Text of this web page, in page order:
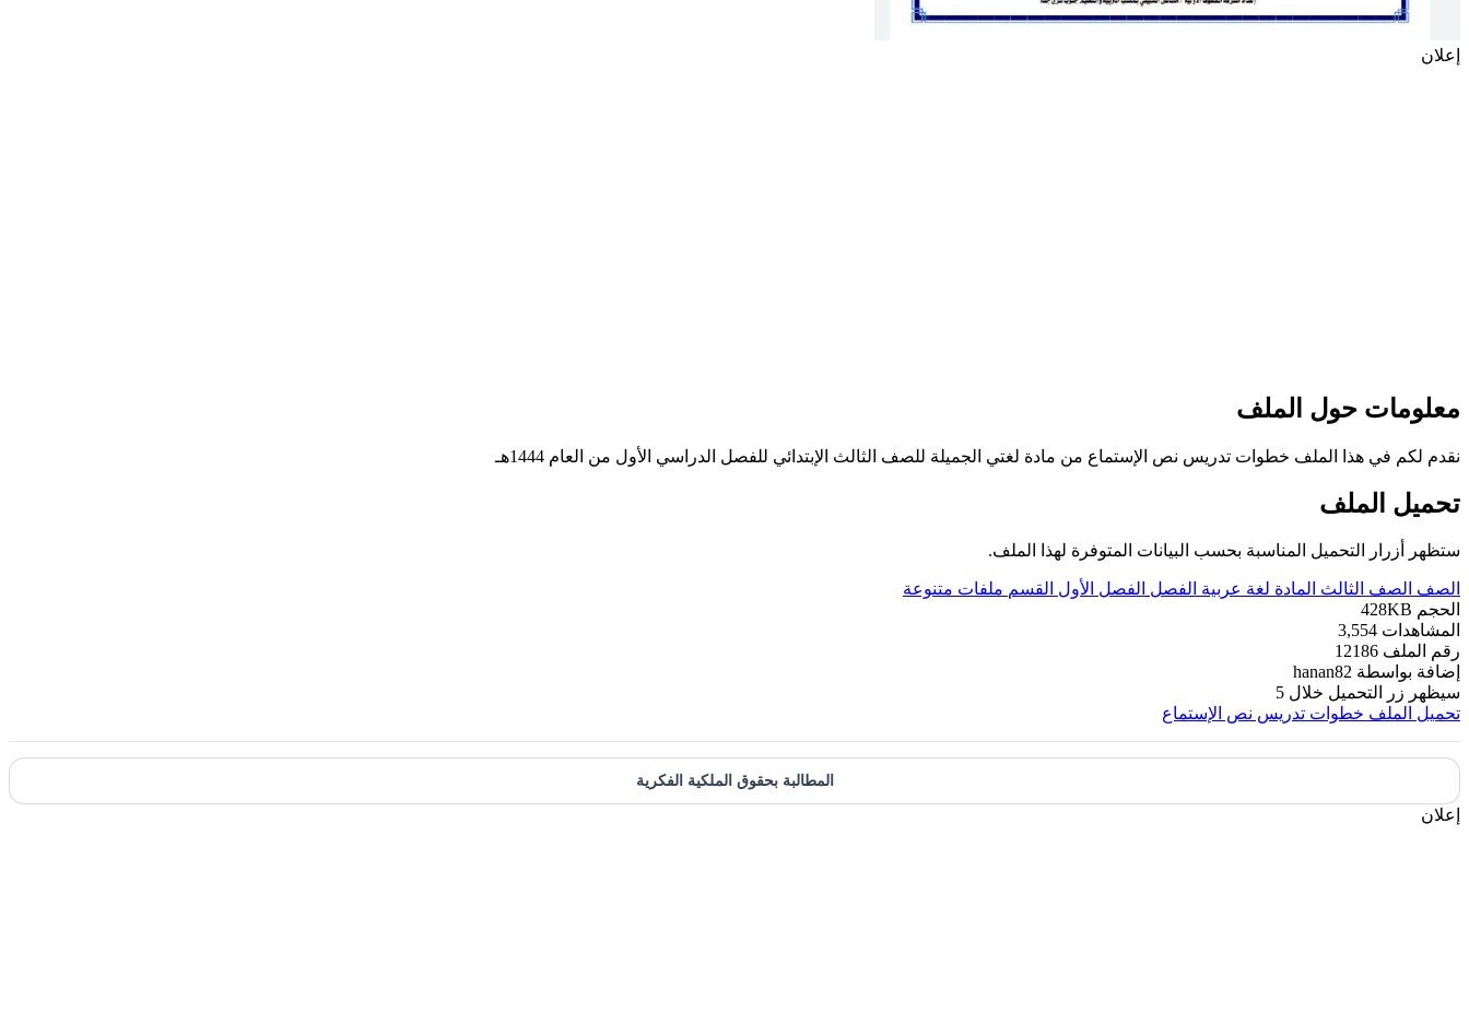
إعلان
معلومات حول الملف
نقدم لكم في هذا الملف خطوات تدريس نص الإستماع من مادة لغتي الجميلة للصف الثالث الإبتدائي للفصل الدراسي الأول من العام 1444هـ
تحميل الملف
ستظهر أزرار التحميل المناسبة بحسب البيانات المتوفرة لهذا الملف.
الصف الصف الثالث المادة لغة عربية الفصل الفصل الأول القسم ملفات متنوعة
الحجم 428KB
المشاهدات 3,554
رقم الملف 12186
إضافة بواسطة hanan82
سيظهر زر التحميل خلال 5
تحميل الملف خطوات تدريس نص الإستماع
المطالبة بحقوق الملكية الفكرية
إعلان